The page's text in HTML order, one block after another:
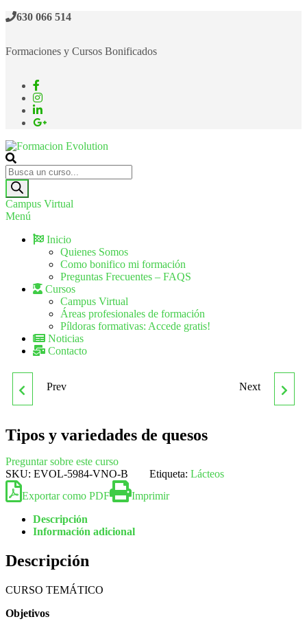
630 066 514
Formaciones y Cursos Bonificados
Formacion Evolution
Cursos de formación continua
Campus Virtual
Menú
Inicio
Quienes Somos
Como bonifico mi formación
Preguntas Frecuentes – FAQS
Cursos
Campus Virtual
Áreas profesionales de formación
Píldoras formativas: Accede gratis!
Noticias
Contacto
TIPOLOGÍA DE AVERÍAS
ELECTRODOMÉSTICOS
DE GAMA INDUSTRIAL
Prev TMVI029PO INSPECCIÓN
Next
Tipos y variedades de quesos
Preguntar sobre este curso
SKU: EVOL-5984-VNO-B Etiqueta: Lácteos
Exportar como PDF
Imprimir
Descripción
Información adicional
Descripción
CURSO TEMÁTICO
Objetivos